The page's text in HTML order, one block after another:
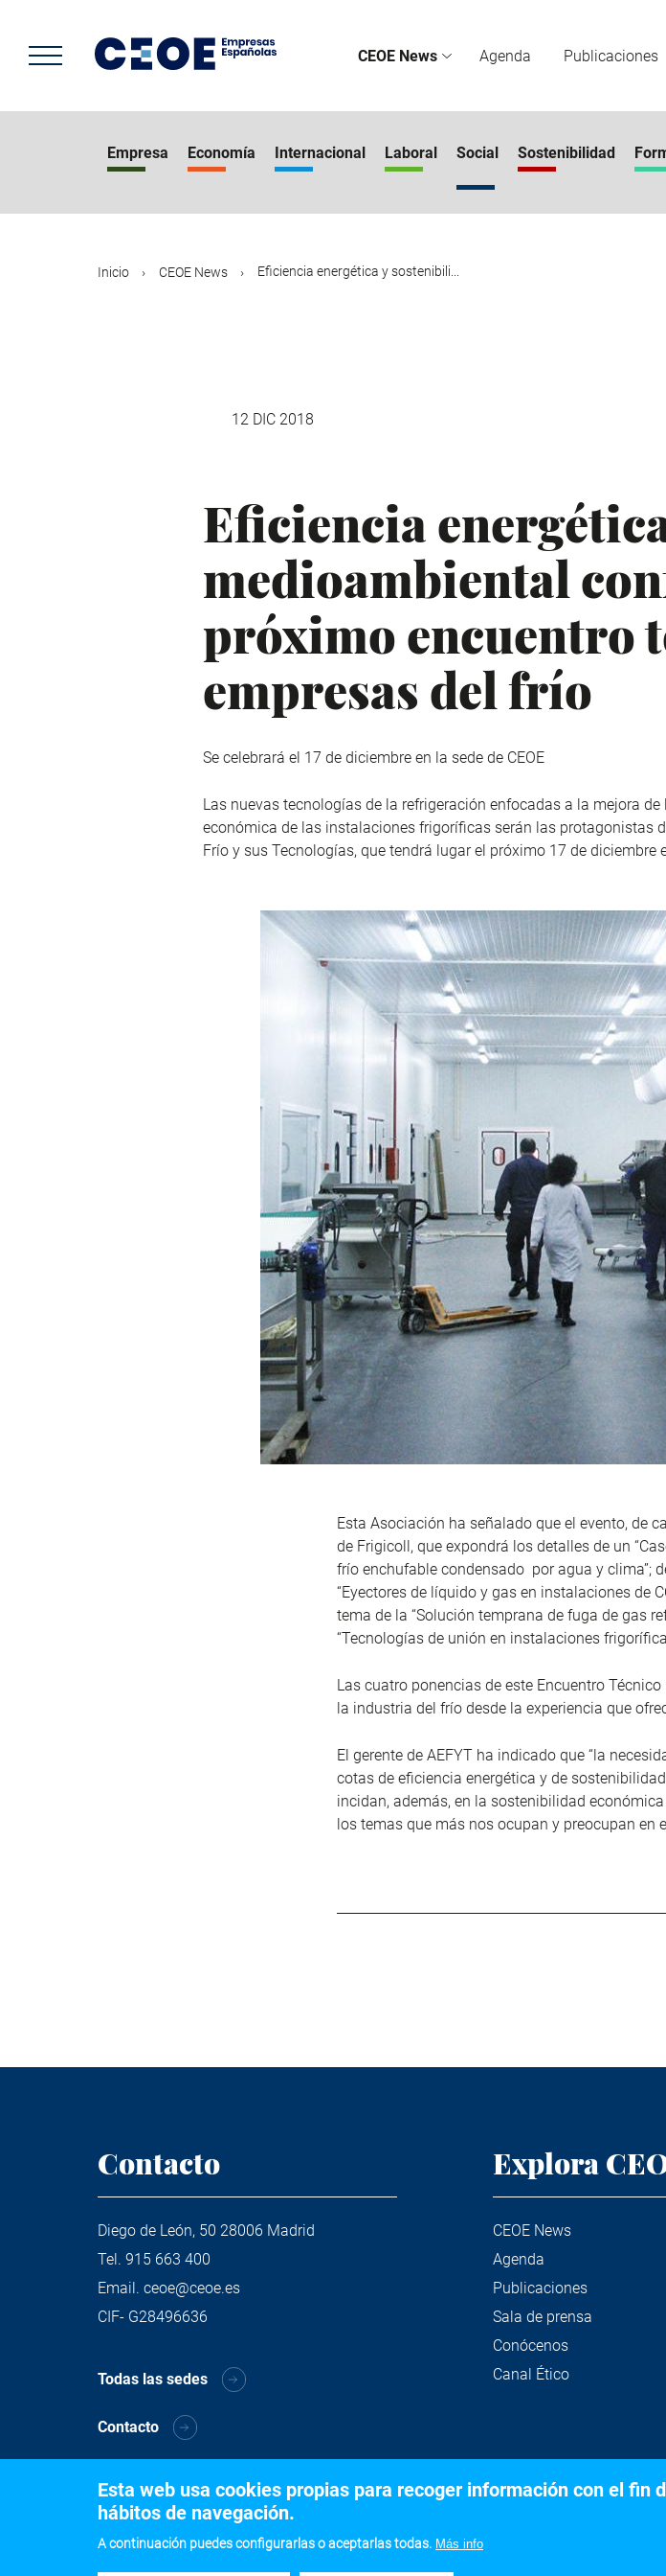
contenido
principal
CEOE News Agenda Publicaciones
Empresa Economía Internacional Laboral Social Sostenibilidad
Inicio CEOE News Eficiencia energética y sostenibili...
12 DIC 2018
Eficiencia
medioambiental
próximo encuentro
empresas del frío
Se celebrará el 17 de diciembre en la sede de CEOE
Las nuevas tecnologías de la refrigeración enfocadas a la mejora
económica de las instalaciones frigoríficas serán las protagonistas
Frío y sus Tecnologías, que tendrá lugar el próximo 17 de diciembre
Esta Asociación ha señalado que el evento, de
de Frigicoll, que expondrá los detalles de un
frío enchufable condensado por agua y clima”;
“Eyectores de líquido y gas en instalaciones de
tema de la “Solución temprana de fuga de gas
“Tecnologías de unión en instalaciones
Las cuatro ponencias de este Encuentro
la industria del frío desde la experiencia que
El gerente de AEFYT ha indicado que “la
cotas de eficiencia energética y de
incidan, además, en la sostenibilidad
los temas que más nos ocupan y preocupan en
Contacto
Diego de León, 50 28006 Madrid
Tel. 915 663 400
Email. ceoe@ceoe.es
CIF- G28496636
Todas las sedes
Contacto
Explora
CEOE News
Agenda
Publicaciones
Sala de prensa
Conócenos
Canal Ético
Aviso legal
Esta web usa cookies propias para recoger información con el
hábitos de navegación.
A continuación puedes configurarlas o aceptarlas todas. Más info